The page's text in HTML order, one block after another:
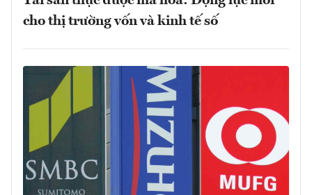
cho thị trường vốn và kinh tế số